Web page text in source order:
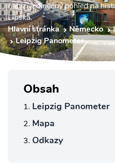
nabízí jedinečný pohled na
Lipska.
Hlavní stránka
Německo
Leipzig Panometer
Obsah
Leipzig Panometer
Mapa
Odkazy